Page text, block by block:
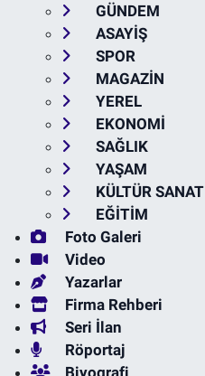
GÜNDEM
ASAYİŞ
SPOR
MAGAZİN
YEREL
EKONOMİ
SAĞLIK
YAŞAM
KÜLTÜR SANAT
EĞİTİM
Foto Galeri
Video
Yazarlar
Firma Rehberi
Seri İlan
Röportaj
Biyografi